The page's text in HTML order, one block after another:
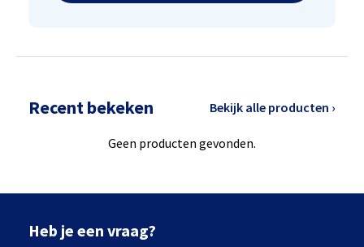
Recent bekeken Bekijk alle producten ›
Geen producten gevonden.
Heb je een vraag?